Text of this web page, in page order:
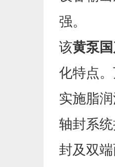
强。
该黄泵
化特点
实施脂
轴封系
封及双